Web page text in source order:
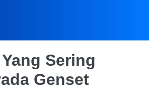
Sering
Genset